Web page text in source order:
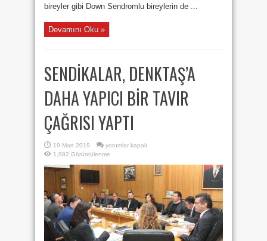
bireyler gibi Down Sendromlu bireylerin de ...
Devamını Oku »
SENDİKALAR, DENKTAŞ’A
DAHA YAPICI BİR TAVIR
ÇAĞRISI YAPTI
19 Mart 2019
SENDİKALAR,
DAHA
YAPICI
ÇAĞRISI
YAPTI
için
yorumlar kapalı
1,982 Görüntülenme